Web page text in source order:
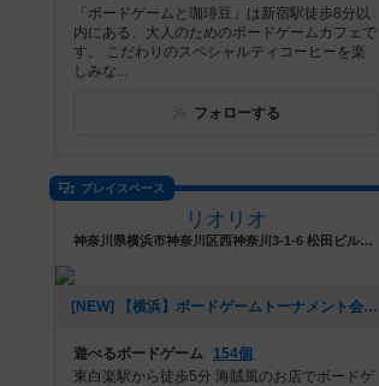
「ボードゲームと珈琲豆」は新宿駅徒歩8分以
内にある、大人のためのボードゲームカフェで
す。 こだわりのスペシャルティコーヒーを楽
しみな...
フォローする
プレイスペース
リオリオ
神奈川県横浜市神奈川区西神奈川3-1-6 松田ビル3階A号室
[NEW] 【横浜】ボードゲームトーナメント会（2024年09月03日 20時35分）
遊べるボードゲーム
154個
東白楽駅から徒歩5分 海賊風のお店でボードゲ